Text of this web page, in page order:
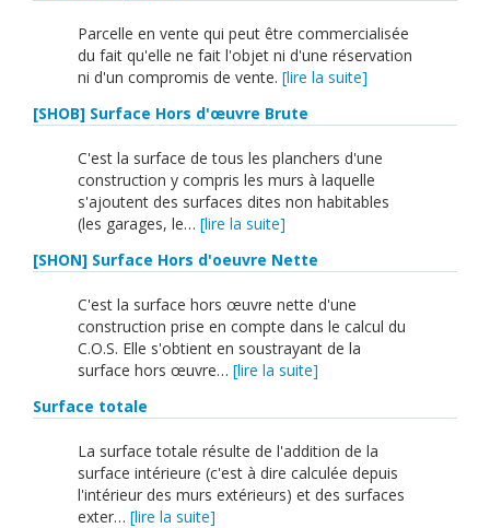
Parcelle en vente qui peut être commercialisée
du fait qu'elle ne fait l'objet ni d'une réservation
ni d'un compromis de vente. [lire la suite]
[SHOB] Surface Hors d'œuvre Brute
C'est la surface de tous les planchers d'une
construction y compris les murs à laquelle
s'ajoutent des surfaces dites non habitables
(les garages, le… [lire la suite]
[SHON] Surface Hors d'oeuvre Nette
C'est la surface hors œuvre nette d'une
construction prise en compte dans le calcul du
C.O.S. Elle s'obtient en soustrayant de la
surface hors œuvre… [lire la suite]
Surface totale
La surface totale résulte de l'addition de la
surface intérieure (c'est à dire calculée depuis
l'intérieur des murs extérieurs) et des surfaces
exter… [lire la suite]